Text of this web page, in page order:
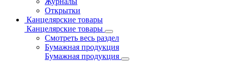
Открытки
Канцелярские товары
Канцелярские товары
Смотреть весь раздел
Бумажная продукция
Бумажная продукция